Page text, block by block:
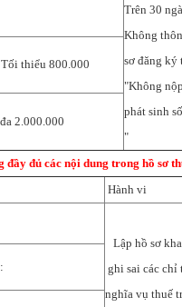
Trên 30
Không
sơ đăng ký
"Không
phát sinh
"
thiểu 800.000
2.000.000
đủ các nội dung trong hồ sơ
Hành vi
Lập hồ sơ
ghi sai các chỉ
nghĩa vụ thuế